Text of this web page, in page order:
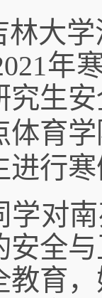
林大
年
究生
体育
进行
学对
安全
教育